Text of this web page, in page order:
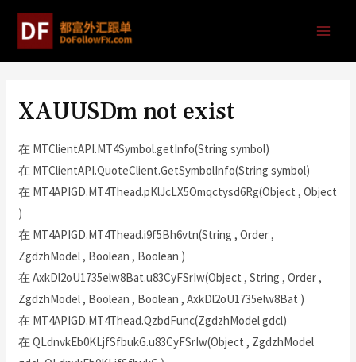
XAUUSDm not exist
在 MTClientAPI.MT4Symbol.getInfo(String symbol)
在 MTClientAPI.QuoteClient.GetSymbolInfo(String symbol)
在 MT4APIGD.MT4Thead.pKlJcLX5Omqctysd6Rg(Object , Object
)
在 MT4APIGD.MT4Thead.i9f5Bh6vtn(String , Order ,
ZgdzhModel , Boolean , Boolean )
在 AxkDl2oU1735elw8Bat.u83CyFSrIw(Object , String , Order ,
ZgdzhModel , Boolean , Boolean , AxkDl2oU1735elw8Bat )
在 MT4APIGD.MT4Thead.QzbdFunc(ZgdzhModel gdcl)
在 QLdnvkEb0KLjfSfbukG.u83CyFSrIw(Object , ZgdzhModel